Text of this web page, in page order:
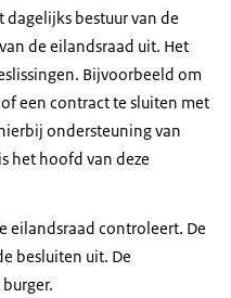
dagelijks bestuur van de
de eilandsraad uit. Het
Bijvoorbeeld om
een contract te sluiten met
ondersteuning van
het hoofd van deze
eilandsraad controleert. De
besluiten uit. De